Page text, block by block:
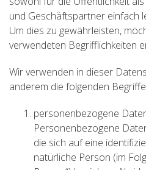
und Geschäftspartner einfach
Um dies zu gewährleisten,
verwendeten Begrifflichkeiten
Wir verwenden in dieser
anderem die folgenden
personenbezogene
Personenbezogene
die sich auf eine
natürliche Person (im